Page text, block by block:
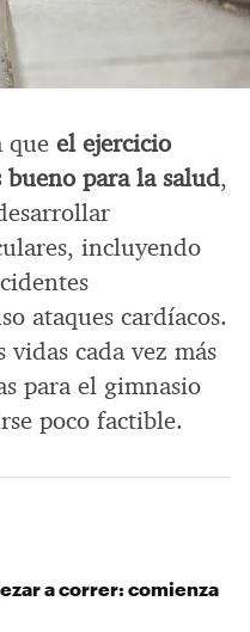
que el ejercicio
para la salud,
incluyendo
ataques cardíacos.
cada vez más
para el gimnasio
poco factible.
a correr: comienza